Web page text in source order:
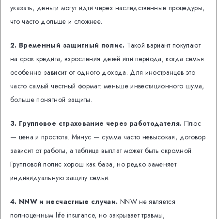
указать, деньги могут идти через наследственные процедуры,
что часто дольше и сложнее.
2. Временный защитный полис. Такой вариант покупают
на срок кредита, взросления детей или периода, когда семья
особенно зависит от одного дохода. Для иностранцев это
часто самый честный формат: меньше инвестиционного шума,
больше понятной защиты.
3. Групповое страхование через работодателя. Плюс
— цена и простота. Минус — сумма часто невысокая, договор
зависит от работы, а таблица выплат может быть скромной.
Групповой полис хорош как база, но редко заменяет
индивидуальную защиту семьи.
4. NNW и несчастные случаи. NNW не является
полноценным life insurance, но закрывает травмы,